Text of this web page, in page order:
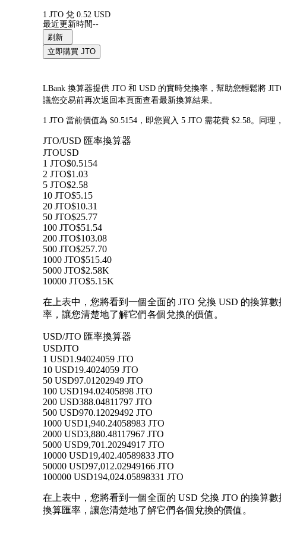
1 JTO 兌 0.52 USD
最近更新時間--
刷新
立即購買 JTO
LBank 換算器提供 JTO 和 USD 的實時兌換率，幫助您輕鬆將
議您交易前再次返回本頁面查看最新換算結果。
1 JTO 當前價值為 $0.5154，即您買入 5 JTO 需花費 $2.58。同
JTO/USD 匯率換算器
JTOUSD
1 JTO$0.5154
2 JTO$1.03
5 JTO$2.58
10 JTO$5.15
20 JTO$10.31
50 JTO$25.77
100 JTO$51.54
200 JTO$103.08
500 JTO$257.70
1000 JTO$515.40
5000 JTO$2.58K
10000 JTO$5.15K
在上表中，您將看到一個全面的 JTO 兌換 USD 的換算
率，讓您清楚地了解它們各個兌換的價值。
USD/JTO 匯率換算器
USDJTO
1 USD1.94024059 JTO
10 USD19.4024059 JTO
50 USD97.01202949 JTO
100 USD194.02405898 JTO
200 USD388.04811797 JTO
500 USD970.12029492 JTO
1000 USD1,940.24058983 JTO
2000 USD3,880.48117967 JTO
5000 USD9,701.20294917 JTO
10000 USD19,402.40589833 JTO
50000 USD97,012.02949166 JTO
100000 USD194,024.05898331 JTO
在上表中，您將看到一個全面的 USD 兌換 JTO 的換算
換算匯率，讓您清楚地了解它們各個兌換的價值。